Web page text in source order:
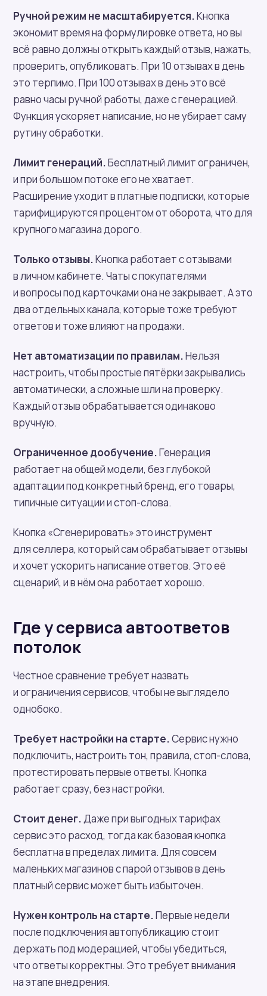
Ручной режим не масштабируется.Кнопка
экономит время на формулировке ответа, но вы
всё равно должны открыть каждый отзыв, нажать,
проверить, опубликовать. При 10 отзывах в день
это терпимо. При 100 отзывах в день это всё
равно часы ручной работы, даже с генерацией.
Функция ускоряет написание, но не убирает саму
рутину обработки.
Лимит генераций.Бесплатный лимит ограничен,
и при большом потоке его не хватает.
Расширение уходит в платные подписки, которые
тарифицируются процентом от оборота, что для
крупного магазина дорого.
Только отзывы.Кнопка работает с отзывами
в личном кабинете. Чаты с покупателями
и вопросы под карточками она не закрывает. А это
два отдельных канала, которые тоже требуют
ответов и тоже влияют на продажи.
Нет автоматизации по правилам.Нельзя
настроить, чтобы простые пятёрки закрывались
автоматически, а сложные шли на проверку.
Каждый отзыв обрабатывается одинаково
вручную.
Ограниченное дообучение.Генерация
работает на общей модели, без глубокой
адаптации под конкретный бренд, его товары,
типичные ситуации и стоп-слова.
Кнопка «Сгенерировать» это инструмент
для селлера, который сам обрабатывает отзывы
и хочет ускорить написание ответов. Это её
сценарий, и в нём она работает хорошо.
Где у сервиса автоответов
потолок
Честное сравнение требует назвать
и ограничения сервисов, чтобы не выглядело
однобоко.
Требует настройки на старте.Сервис нужно
подключить, настроить тон, правила, стоп-слова,
протестировать первые ответы. Кнопка
работает сразу, без настройки.
Стоит денег. Даже при выгодных тарифах
сервис это расход, тогда как базовая кнопка
бесплатна в пределах лимита. Для совсем
маленьких магазинов с парой отзывов в день
платный сервис может быть избыточен.
Нужен контроль на старте.Первые недели
после подключения автопубликацию стоит
держать под модерацией, чтобы убедиться,
что ответы корректны. Это требует внимания
на этапе внедрения.